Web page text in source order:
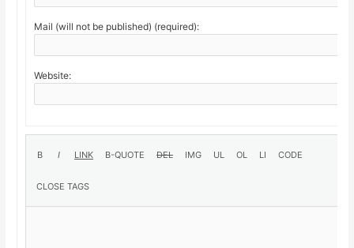
Mail (will not be published) (required):
Website: